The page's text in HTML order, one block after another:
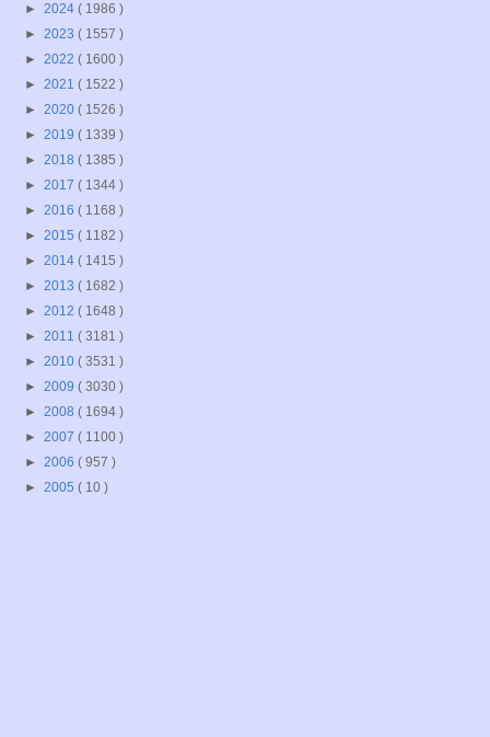
► 2024 ( 1986 )
► 2023 ( 1557 )
► 2022 ( 1600 )
► 2021 ( 1522 )
► 2020 ( 1526 )
► 2019 ( 1339 )
► 2018 ( 1385 )
► 2017 ( 1344 )
► 2016 ( 1168 )
► 2015 ( 1182 )
► 2014 ( 1415 )
► 2013 ( 1682 )
► 2012 ( 1648 )
► 2011 ( 3181 )
► 2010 ( 3531 )
► 2009 ( 3030 )
► 2008 ( 1694 )
► 2007 ( 1100 )
► 2006 ( 957 )
► 2005 ( 10 )